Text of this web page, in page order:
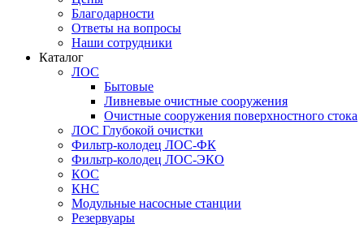
Благодарности
Ответы на вопросы
Наши сотрудники
Каталог
ЛОС
Бытовые
Ливневые очистные сооружения
Очистные сооружения поверхностного стока
ЛОС Глубокой очистки
Фильтр-колодец ЛОС-ФК
Фильтр-колодец ЛОС-ЭКО
КОС
КНС
Модульные насосные станции
Резервуары